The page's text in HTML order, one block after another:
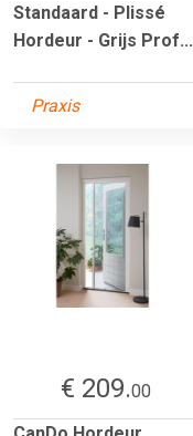
Standaard - Plissé
Hordeur - Grijs Prof...
Praxis
€ 209.00